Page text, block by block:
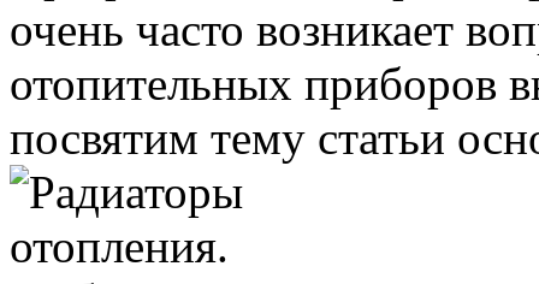
очень часто возникает
отопительных приборов
посвятим тему статьи